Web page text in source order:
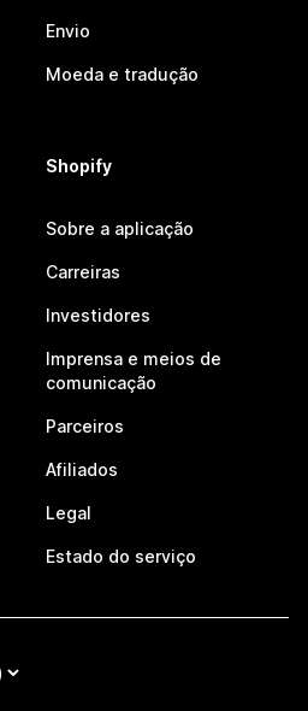
Envio
Moeda e tradução
Shopify
Sobre a aplicação
Carreiras
Investidores
Imprensa e meios de
comunicação
Parceiros
Afiliados
Legal
Estado do serviço